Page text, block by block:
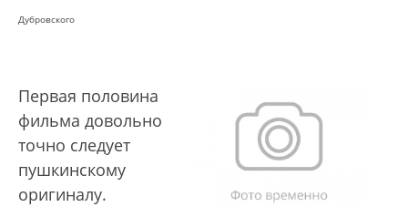
Дубровского
Первая половина
фильма довольно
точно следует
пушкинскому
оригиналу.